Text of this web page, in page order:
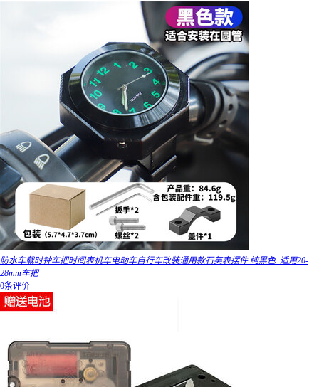
防水车载时钟车把时间表机车电动车自行车改装通用款石英表摆件 纯黑色_适用20-
28mm车把
0条评价